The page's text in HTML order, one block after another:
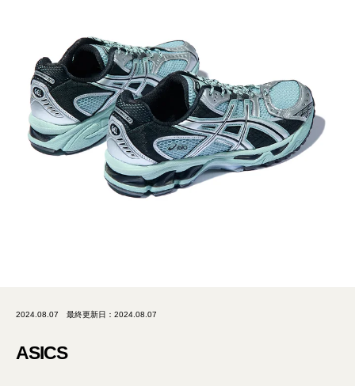
2024.08.07 最終更新日：2024.08.07
ASICS